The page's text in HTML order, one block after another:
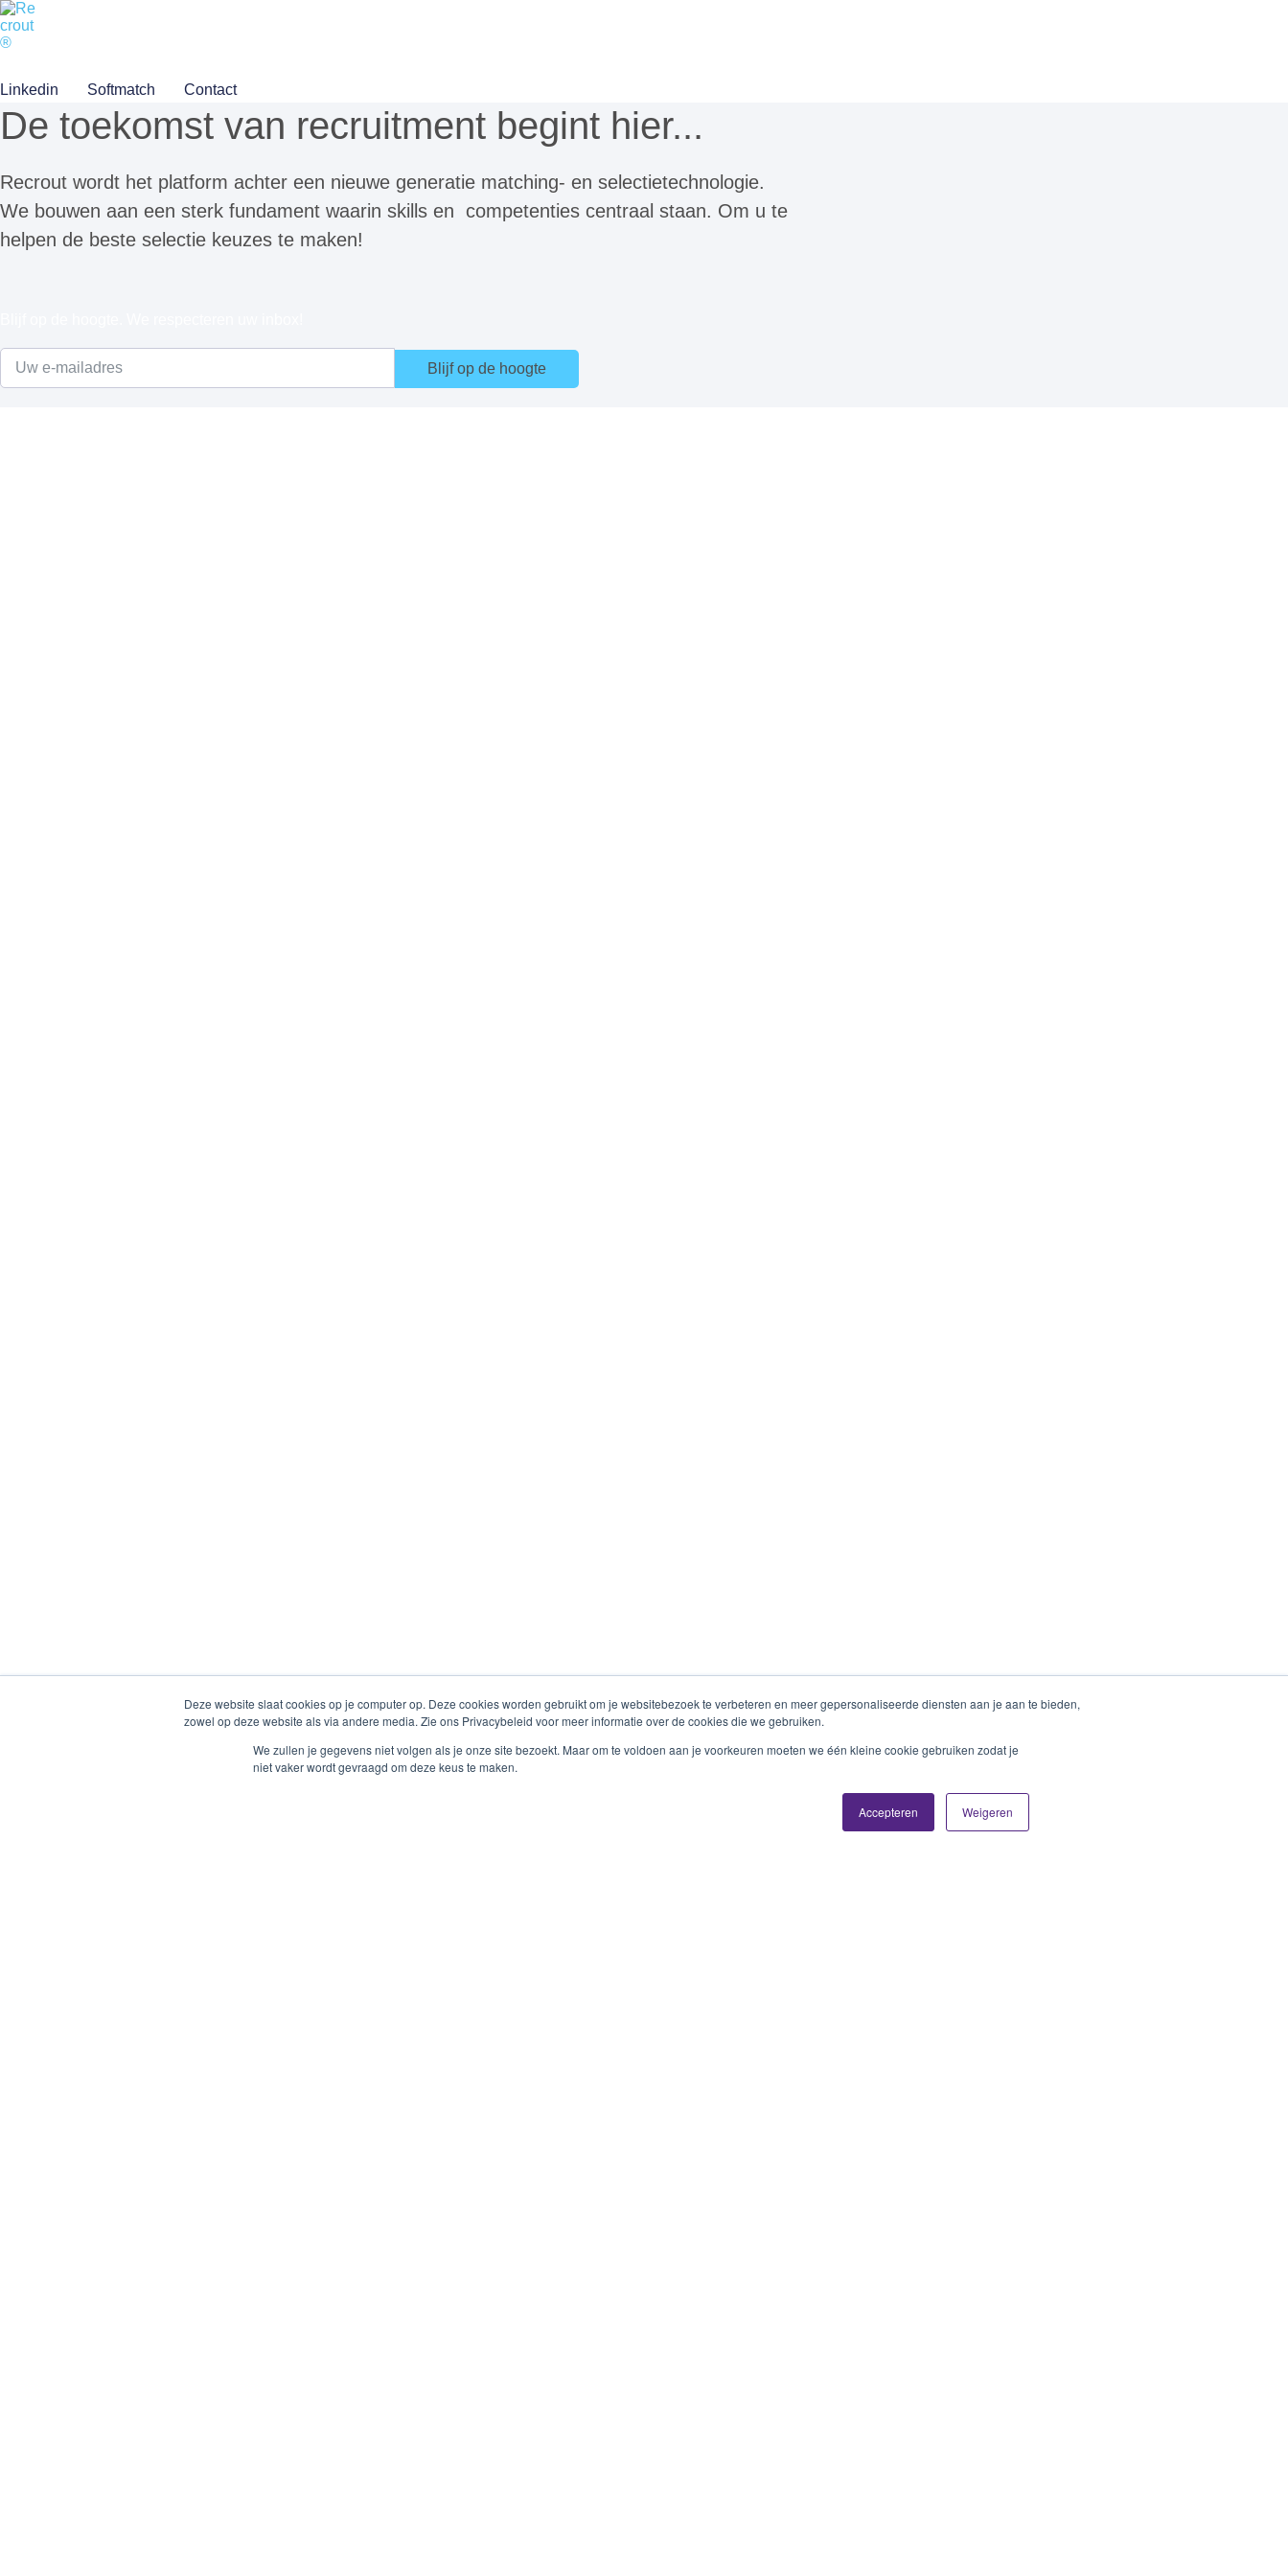
Deze website slaat cookies op je computer op. Deze cookies worden gebruikt om je websitebezoek te verbeteren en meer gepersonaliseerde diensten aan je aan te bieden,
zowel op deze website als via andere media. Zie ons Privacybeleid voor meer informatie over de cookies die we gebruiken.
We zullen je gegevens niet volgen als je onze site bezoekt. Maar om te voldoen aan je voorkeuren moeten we één kleine cookie gebruiken zodat je
niet vaker wordt gevraagd om deze keus te maken.
Accepteren Weigeren
Ga
naar
de
Linkedin
Softmatch Contact
De toekomst van recruitment begint hier...
Recrout wordt het platform achter een nieuwe generatie matching- en selectietechnologie.
We bouwen aan een sterk fundament waarin skills en competenties centraal staan. Om u te
helpen de beste selectie keuzes te maken!
Blijf op de hoogte
Je bent 500px naar beneden gescrold!